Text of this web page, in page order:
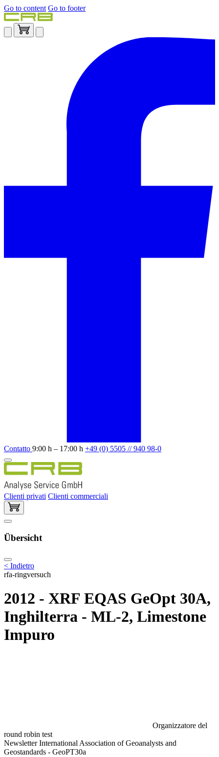
Go to content Go to footer
Contatto 9:00 h – 17:00 h +49 (0) 5505 // 940 98-0
Clienti privati Clienti commerciali
Übersicht
< Indietro
rfa-ringversuch
2012 - XRF EQAS GeOpt 30A,
Inghilterra - ML-2, Limestone
Impuro
Organizzatore del
round robin test
Newsletter International Association of Geoanalysts and
Geostandards - GeoPT30a